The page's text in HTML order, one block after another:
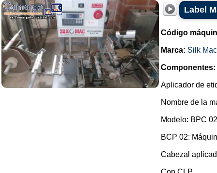
Label
Código
Marca: Silk Mac
Componentes:
Aplicador de
Nombre de la
Modelo: BPC
BCP 02:
Cabezal